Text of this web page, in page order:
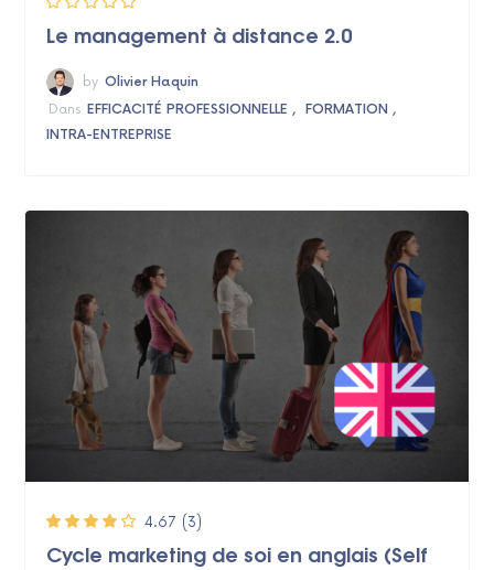
Le management à distance 2.0
by Olivier Haquin
Dans EFFICACITÉ PROFESSIONNELLE
FORMATION
INTRA-ENTREPRISE
4.67 (3)
Cycle marketing de soi en anglais (Self